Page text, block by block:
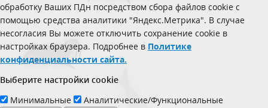
обработку Ваших ПДн посредством сбора файлов cookie с
помощью средства аналитики "Яндекс.Метрика". В случае
несогласия Вы можете отключить сохранение cookie в
настройках браузера. Подробнее в Политике
конфиденциальности сайта.
Выберите настройки cookie
Минимальные
Аналитические/Функциональные